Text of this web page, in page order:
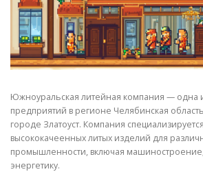
Южноуральская литейная компания — одна
предприятий в регионе Челябинская
городе Златоуст. Компания
высококачеенных литых изделий для
промышленности, включая машиностроение,
энергетику.